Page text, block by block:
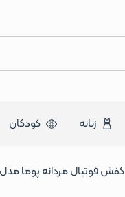
زنانه کودکان
کفش فوتبال مردانه پوما مدل 30719606